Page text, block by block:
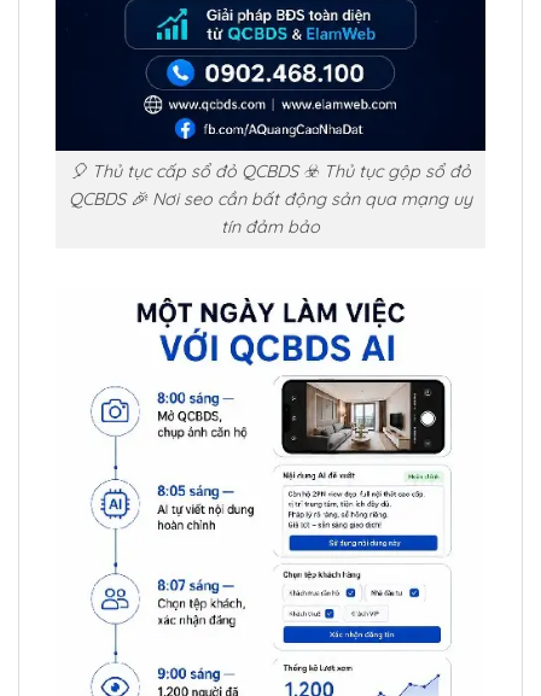
🎈 Thủ tục cấp sổ đỏ QCBDS ☣️ Thủ tục gộp sổ đỏ
QCBDS 🎉 Nơi seo cần bất động sản qua mạng uy
tín đảm bảo